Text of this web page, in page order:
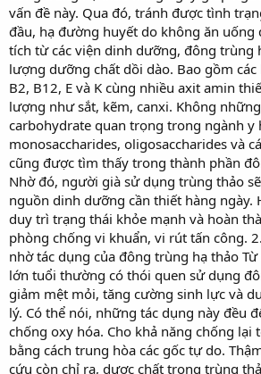
vấn đề này. Qua đó, tránh được tình
đầu, hạ đường huyết do không ăn uống
tích từ các viện dinh dưỡng, đông trùng
lượng dưỡng chất dồi dào. Bao gồm
B2, B12, E và K cùng nhiều axit amin
lượng như sắt, kẽm, canxi. Không
carbohydrate quan trọng trong ngành y
monosaccharides, oligosaccharides và
cũng được tìm thấy trong thành phần
Nhờ đó, người già sử dụng trùng thảo
nguồn dinh dưỡng cần thiết hàng ngày.
duy trì trạng thái khỏe mạnh và hoàn
phòng chống vi khuẩn, vi rút tấn công.
nhờ tác dụng của đông trùng hạ thảo
lớn tuổi thường có thói quen sử dụng
giảm mệt mỏi, tăng cường sinh lực và
lý. Có thể nói, những tác dụng này đều
chống oxy hóa. Cho khả năng chống lại
bằng cách trung hòa các gốc tự do.
cứu còn chỉ ra, dược chất trong trùng